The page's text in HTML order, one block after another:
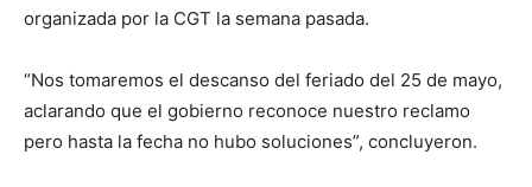
organizada por la CGT la semana pasada.
“Nos tomaremos el descanso del feriado del 25 de mayo,
aclarando que el gobierno reconoce nuestro reclamo
pero hasta la fecha no hubo soluciones”, concluyeron.